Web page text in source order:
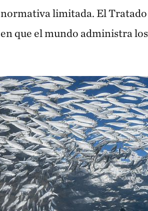
normativa limitada. El
en que el mundo administra